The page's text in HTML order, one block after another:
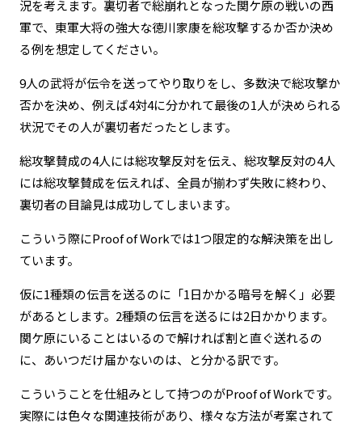
況を考えます。裏切者で総崩れとなった関ケ原の戦いの西
軍で、東軍大将の強大な徳川家康を総攻撃するか否か決め
る例を想定してください。
9人の武将が伝令を送ってやり取りをし、多数決で総攻撃か
否かを決め、例えば4対4に分かれて最後の1人が決められる
状況でその人が裏切者だったとします。
総攻撃賛成の4人には総攻撃反対を伝え、総攻撃反対の4人
には総攻撃賛成を伝えれば、全員が揃わず失敗に終わり、
裏切者の目論見は成功してしまいます。
こういう際にProof of Workでは1つ限定的な解決策を出し
ています。
仮に1種類の伝言を送るのに「1日かかる暗号を解く」必要
があるとします。2種類の伝言を送るには2日かかります。
関ケ原にいることはいるので解ければ割と直ぐ送れるの
に、あいつだけ届かないのは、と分かる訳です。
こういうことを仕組みとして持つのがProof of Workです。
実際には色々な関連技術があり、様々な方法が考案されて